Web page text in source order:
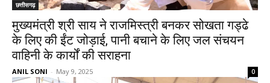
छत्तीसगढ़
मुख्यमंत्री श्री साय ने राजमिस्त्री बनकर सोखता गड्ढे
के लिए की ईंट जोड़ाई, पानी बचाने के लिए जल संचयन
वाहिनी के कार्यों की सराहना
ANIL SONI - May 9, 2025 0